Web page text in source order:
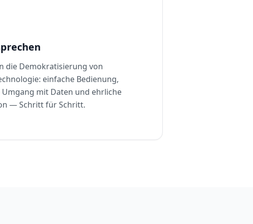
die Demokratisierung von
einfache Bedienung,
mit Daten und ehrliche
— Schritt für Schritt.